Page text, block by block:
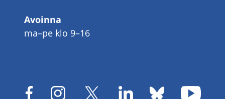
Avoinna
ma–pe klo 9–16